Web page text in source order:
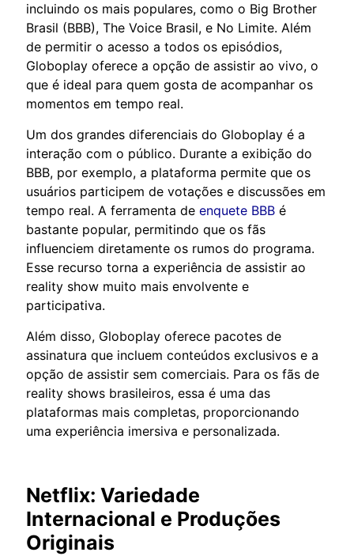
incluindo os mais populares, como o Big Brother
Brasil (BBB), The Voice Brasil, e No Limite. Além
de permitir o acesso a todos os episódios,
Globoplay oferece a opção de assistir ao vivo, o
que é ideal para quem gosta de acompanhar os
momentos em tempo real.
Um dos grandes diferenciais do Globoplay é a
interação com o público. Durante a exibição do
BBB, por exemplo, a plataforma permite que os
usuários participem de votações e discussões em
tempo real. A ferramenta de enquete BBB é
bastante popular, permitindo que os fãs
influenciem diretamente os rumos do programa.
Esse recurso torna a experiência de assistir ao
reality show muito mais envolvente e
participativa.
Além disso, Globoplay oferece pacotes de
assinatura que incluem conteúdos exclusivos e a
opção de assistir sem comerciais. Para os fãs de
reality shows brasileiros, essa é uma das
plataformas mais completas, proporcionando
uma experiência imersiva e personalizada.
Netflix: Variedade
Internacional e Produções
Originais